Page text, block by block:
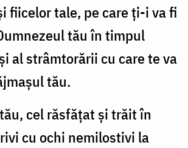
fiicelor tale, pe care ţi-i va fi
tău în timpul
al strâmtorării cu care te va
tău.
cel răsfăţat şi trăit în
cu ochi nemilostivi la